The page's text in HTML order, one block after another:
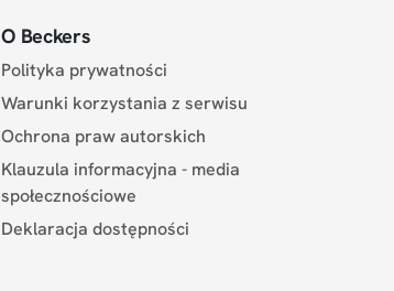
O Beckers
Polityka prywatności
Warunki korzystania z serwisu
Ochrona praw autorskich
Klauzula informacyjna - media
społecznościowe
Deklaracja dostępności